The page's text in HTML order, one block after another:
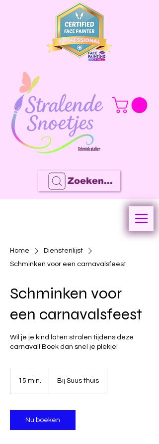
Zoeken...
Home
Dienstenlijst
Schminken voor een carnavalsfeest
Schminken voor
een carnavalsfeest
Wil je je kind laten stralen tijdens deze
carnaval! Boek dan snel je plekje!
15 min.
i
n
Bij Suus thuis
Nu boeken